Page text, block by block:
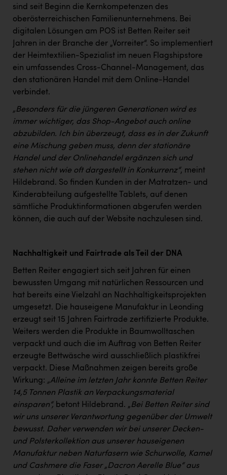
sind seit Beginn die Kernkompetenzen des
oberösterreichischen Familienunternehmens. Bei
digitalen Lösungen am POS ist Betten Reiter seit
Jahren in der Branche der „Vorreiter“. So implementiert
der Heimtextilien-Spezialist im neuen Flagshipstore
ein umfassendes Cross-Channel-Management, das
den stationären Handel mit dem Online-Handel
verbindet.
„Besonders für die jüngeren Generationen wird es
immer wichtiger, das Shop-Angebot auch online
abzubilden. Ich bin überzeugt, dass es in der Zukunft
eine Mischung geben muss, denn der stationäre
Handel und der Onlinehandel ergänzen sich und
stehen nicht wie oft dargestellt in Konkurrenz“, meint
Hildebrand. So finden Kunden in der Matratzen- und
Kinderabteilung aufgestellte Tablets, auf denen
sämtliche Produktinformationen abgerufen werden
können, die auch auf der Website nachzulesen sind.
Nachhaltigkeit und Fairtrade als Teil der DNA
Betten Reiter engagiert sich seit Jahren für einen
bewussten Umgang mit natürlichen Ressourcen und
hat bereits eine Vielzahl an Nachhaltigkeitsprojekten
umgesetzt. Die hauseigene Manufaktur in Leonding
erzeugt seit 15 Jahren Fairtrade zertifizierte Produkte.
Weiters werden die Produkte in Baumwolltaschen
verpackt und auch die im Auftrag von Betten Reiter
erzeugte Bettwäsche wird ausschließlich plastikfrei
verpackt. Diese Maßnahmen zeigen bereits große
Wirkung: „Alleine im letzten Jahr konnte Betten Reiter
14,5 Tonnen Plastik an Verpackungsmaterial
einsparen“, betont Hildebrand. „Bei Betten Reiter sind
wir uns unserer Verantwortung gegenüber der Umwelt
bewusst. Daher verwenden wir bei unserer Decken-
und Polsterkollektion aus unserer hauseigenen
Manufaktur neben Naturfasern wie Schurwolle, Kamel
und Cashmere die Faser „Dacron Aerelle Blue“ aus